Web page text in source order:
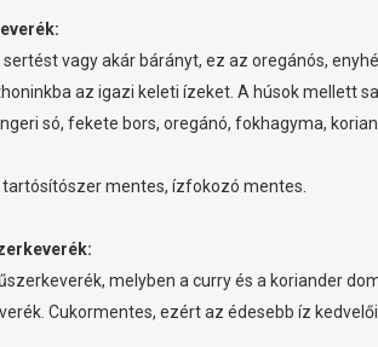
sertést vagy akár bárányt, ez az oregánós,
az igazi keleti ízeket. A húsok mellett
só, fekete bors, oregánó, fokhagyma,
mentes, ízfokozó mentes.
melyben a curry és a koriander
Cukormentes, ezért az édesebb íz